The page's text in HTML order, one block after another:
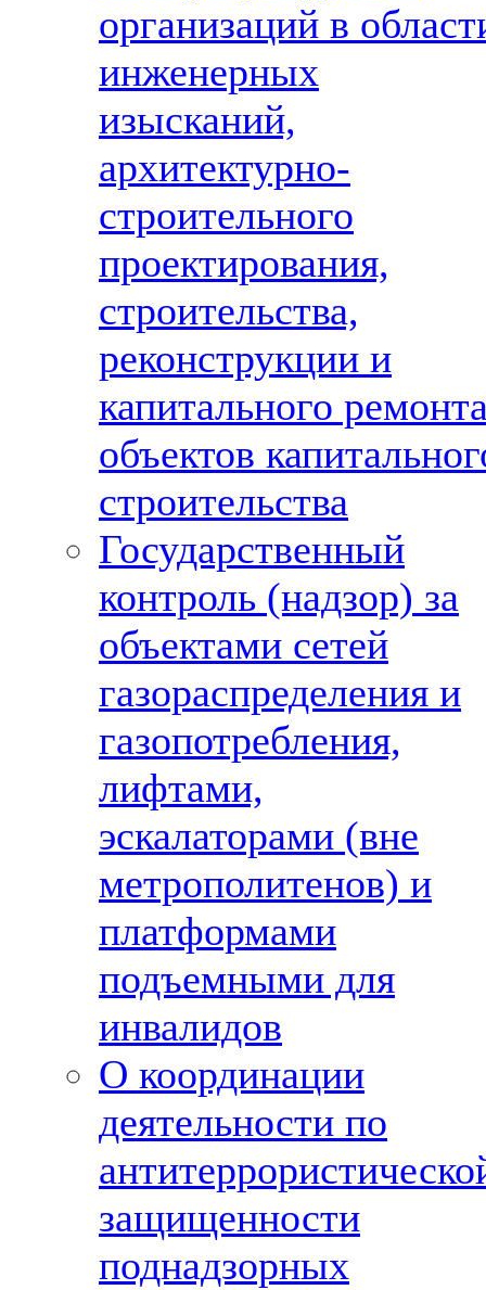
организаций в
инженерных
изысканий,
архитектурно-
строительного
проектирования,
строительства,
реконструкции и
капитального
объектов
строительства
Государственный
контроль (надзор) за
объектами сетей
газораспределения и
газопотребления,
лифтами,
эскалаторами (вне
метрополитенов) и
платформами
подъемными для
инвалидов
О координации
деятельности по
защищенности
поднадзорных